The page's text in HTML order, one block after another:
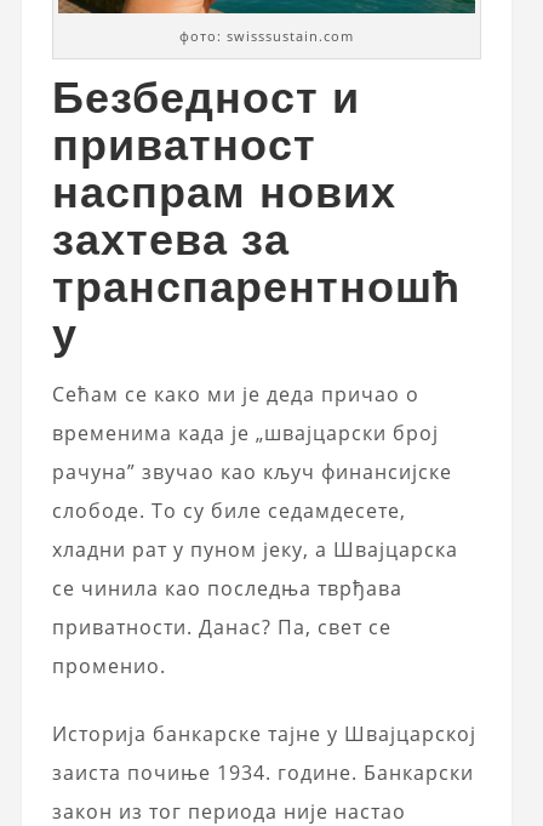
фото: swisssustain.com
Безбедност и
приватност
наспрам нових
захтева за
транспарентношћ
у
Сећам се како ми је деда причао о
временима када је „швајцарски број
рачуна” звучао као кључ финансијске
слободе. То су биле седамдесете,
хладни рат у пуном јеку, а Швајцарска
се чинила као последња тврђава
приватности. Данас? Па, свет се
променио.
Историја банкарске тајне у Швајцарској
заиста почиње 1934. године. Банкарски
закон из тог периода није настао